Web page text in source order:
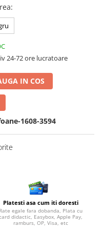
:
24-72 ore lucratoare
IN COS
1608-3594
Platesti asa cum iti doresti
Rate egale fara dobanda, Plata cu
didactic, Easybox, Apple Pay,
ramburs, OP, Visa, etc